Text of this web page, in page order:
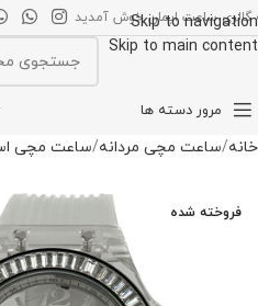
Skip to navigation
Skip to main content
گالری ساعت ایمان خوش آمدید
مرور دسته ها
خانه ساعت مچی مردانه ساعت مچی
فروخته شده